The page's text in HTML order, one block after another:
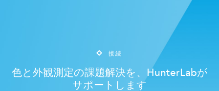
接続
色と外観測定の課題解決を、HunterLabが
サポートします